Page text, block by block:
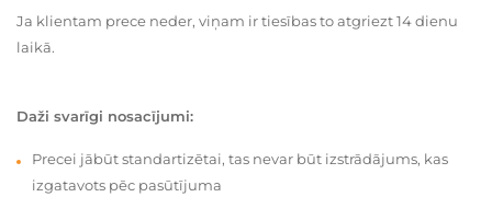
Ja klientam prece neder, viņam ir tiesības to atgriezt 14 dienu
laikā.
Daži svarīgi nosacījumi:
Precei jābūt standartizētai, tas nevar būt izstrādājums, kas
izgatavots pēc pasūtījuma